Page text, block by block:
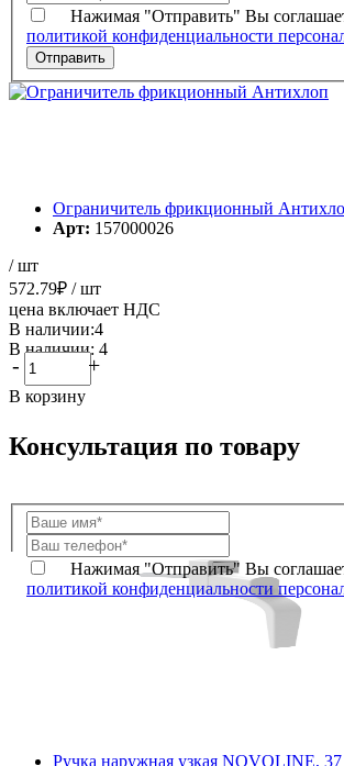
Нажимая "Отправить" Вы
политикой конфиденциальности
Ограничитель фрикционный
Арт: 157000026
/ шт
572.79₽ / шт
цена включает НДС
В наличии:4
В наличии: 4
- +
В корзину
Консультация по товару
Нажимая "Отправить" Вы
политикой конфиденциальности
Ручка наружная узкая NOVOLINE,